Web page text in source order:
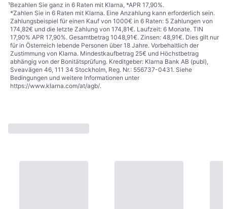
¹Bezahlen Sie ganz in 6 Raten mit Klarna, *APR 17,90%.
*Zahlen Sie in 6 Raten mit Klarna. Eine Anzahlung kann erforderlich sein.
Zahlungsbeispiel für einen Kauf von 1000€ in 6 Raten: 5 Zahlungen von
174,82€ und die letzte Zahlung von 174,81€. Laufzeit: 6 Monate. TIN
17,90% APR 17,90%. Gesamtbetrag 1048,91€. Zinsen: 48,91€. Dies gilt nur
für in Österreich lebende Personen über 18 Jahre. Vorbehaltlich der
Zustimmung von Klarna. Mindestkaufbetrag 25€ und Höchstbetrag
abhängig von der Bonitätsprüfung. Kreditgeber: Klarna Bank AB (publ),
Sveavägen 46, 111 34 Stockholm, Reg. Nr.: 556737-0431. Siehe
Bedingungen und weitere Informationen unter
https://www.klarna.com/at/agb/.